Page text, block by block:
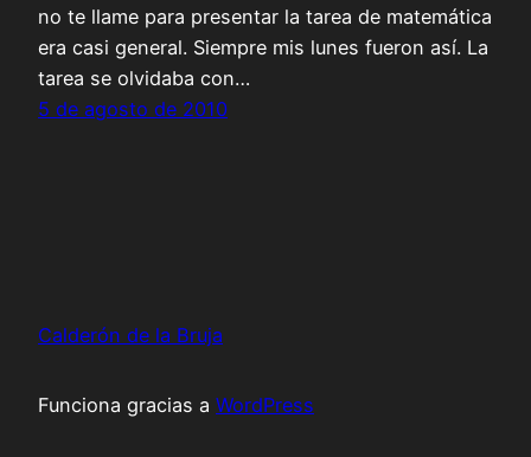
no te llame para presentar la tarea de matemática
era casi general. Siempre mis lunes fueron así. La
tarea se olvidaba con…
5 de agosto de 2010
Calderón de la Bruja
Funciona gracias a WordPress